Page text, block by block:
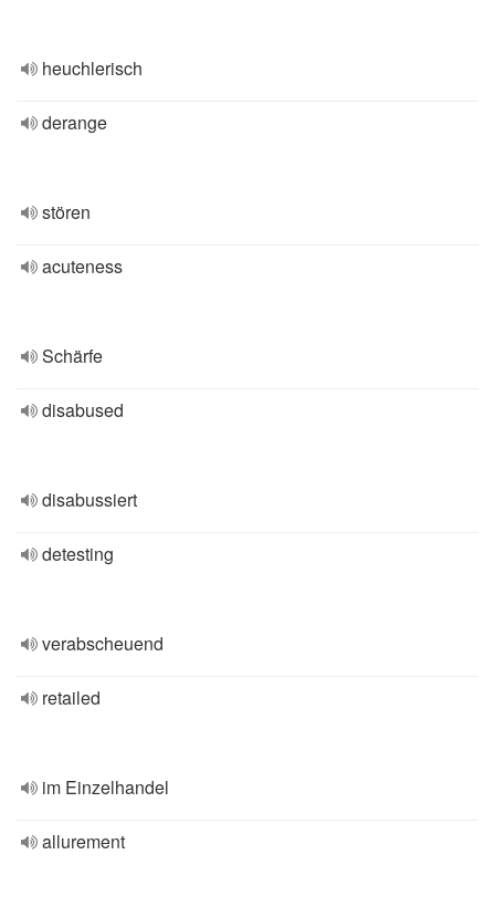
heuchlerisch
derange
stören
acuteness
Schärfe
disabused
disabussiert
detesting
verabscheuend
retailed
im Einzelhandel
allurement